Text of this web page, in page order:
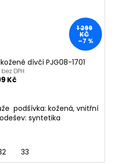
1 299
KČ
–7 %
dívčí PJG08-1701
DPH
Kč
podšívka: kožená, vnitřní
syntetika
33